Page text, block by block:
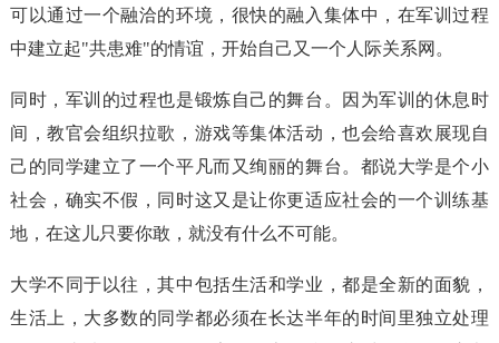
可以通过一个融洽的环境，很快的融入集体中，在军训过程
中建立起"共患难"的情谊，开始自己又一个人际关系网。
同时，军训的过程也是锻炼自己的舞台。因为军训的休息时
间，教官会组织拉歌，游戏等集体活动，也会给喜欢展现自
己的同学建立了一个平凡而又绚丽的舞台。都说大学是个小
社会，确实不假，同时这又是让你更适应社会的一个训练基
地，在这儿只要你敢，就没有什么不可能。
大学不同于以往，其中包括生活和学业，都是全新的面貌，
生活上，大多数的同学都必须在长达半年的时间里独立处理